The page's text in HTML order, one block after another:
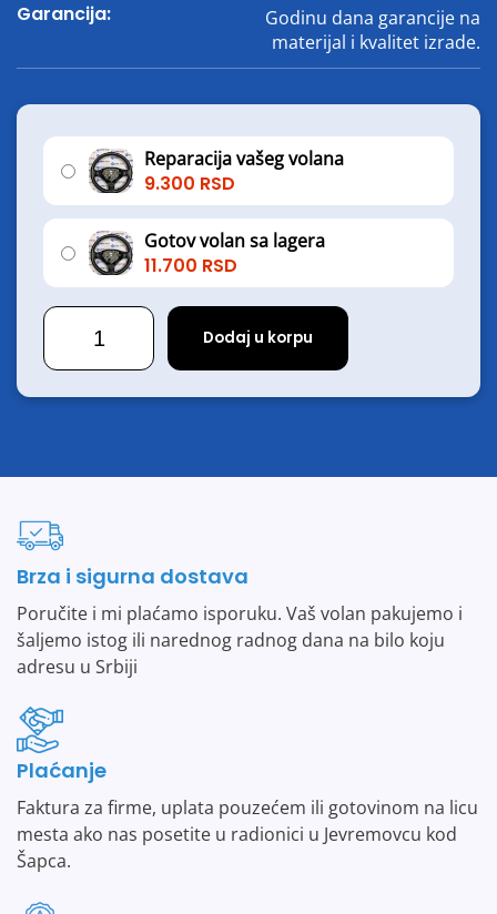
Garancija:
Godinu dana garancije na
materijal i kvalitet izrade.
Reparacija vašeg volana
9.300 RSD
Gotov volan sa lagera
11.700 RSD
Peugeot
količina Dodaj u korpu
Brza i sigurna dostava
Poručite i mi plaćamo isporuku. Vaš volan pakujemo i
šaljemo istog ili narednog radnog dana na bilo koju
adresu u Srbiji
Plaćanje
Faktura za firme, uplata pouzećem ili gotovinom na licu
mesta ako nas posetite u radionici u Jevremovcu kod
Šapca.